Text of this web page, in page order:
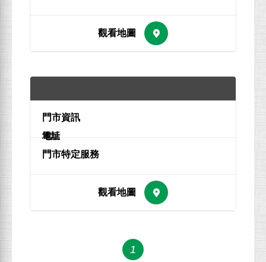
地址
電話
1